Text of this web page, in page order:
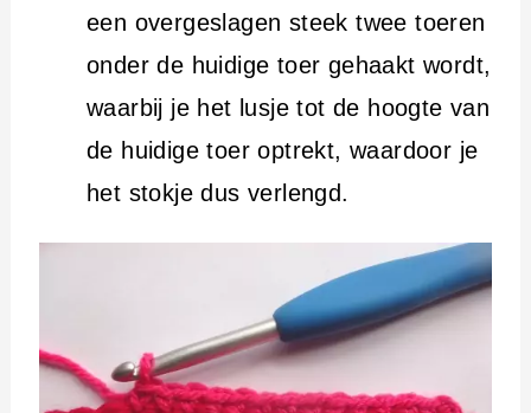
een overgeslagen steek twee toeren
onder de huidige toer gehaakt wordt,
waarbij je het lusje tot de hoogte van
de huidige toer optrekt, waardoor je
het stokje dus verlengd.